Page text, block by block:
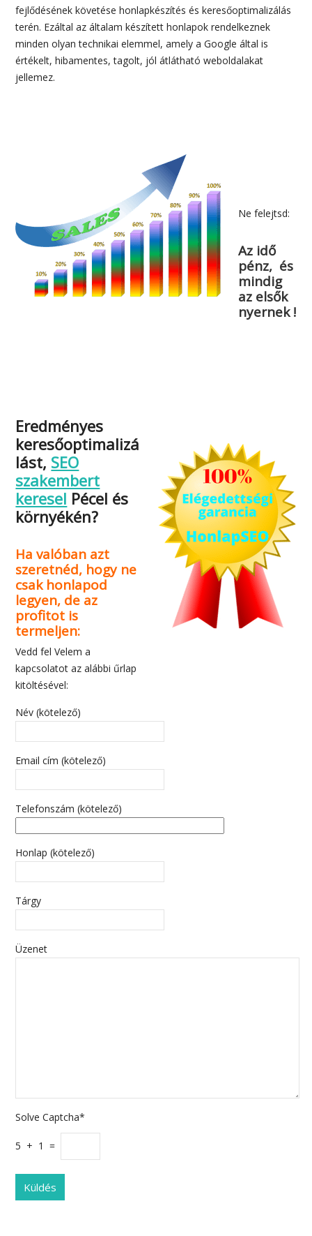
fejlődésének követése honlapkészítés és keresőoptimalizálás
terén. Ezáltal az általam készített honlapok rendelkeznek
minden olyan technikai elemmel, amely a Google által is
értékelt, hibamentes, tagolt, jól átlátható weboldalakat
jellemez.
Ne felejtsd:
Az idő
pénz, és
mindig
az elsők
nyernek !
Eredményes
keresőoptimalizá
lást, SEO
szakembert
keresel Pécel és
környékén?
Ha valóban azt
szeretnéd, hogy ne
csak honlapod
legyen, de az
profitot is
termeljen:
Vedd fel Velem a
kapcsolatot az alábbi űrlap
kitöltésével:
Név (kötelező)
Email cím (kötelező)
Telefonszám (kötelező)
Honlap (kötelező)
Tárgy
Üzenet
Solve Captcha*
5 + 1 =